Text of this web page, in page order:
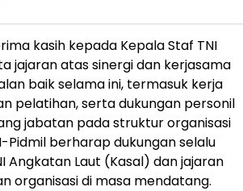
kasih kepada Kepala Staf TNI
jajaran atas sinergi dan kerjasama
baik selama ini, termasuk kerja
pelatihan, serta dukungan personil
jabatan pada struktur organisasi
Pidmil berharap dukungan selalu
Angkatan Laut (Kasal) dan jajaran
organisasi di masa mendatang.